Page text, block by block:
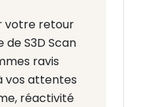
votre retour
de S3D Scan
ravis
vos attentes
réactivité